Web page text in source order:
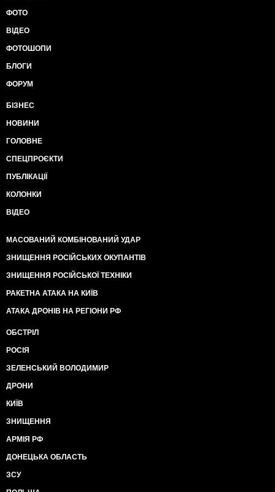
ФОТО
ВІДЕО
ФОТОШОПИ
БЛОГИ
ФОРУМ
БІЗНЕС
НОВИНИ
ГОЛОВНЕ
СПЕЦПРОЄКТИ
ПУБЛІКАЦІЇ
КОЛОНКИ
ВІДЕО
МАСОВАНИЙ КОМБІНОВАНИЙ УДАР
ЗНИЩЕННЯ РОСІЙСЬКИХ ОКУПАНТІВ
ЗНИЩЕННЯ РОСІЙСЬКОЇ ТЕХНІКИ
РАКЕТНА АТАКА НА КИЇВ
АТАКА ДРОНІВ НА РЕГІОНИ РФ
ОБСТРІЛ
РОСІЯ
ЗЕЛЕНСЬКИЙ ВОЛОДИМИР
ДРОНИ
КИЇВ
ЗНИЩЕННЯ
АРМІЯ РФ
ДОНЕЦЬКА ОБЛАСТЬ
ЗСУ